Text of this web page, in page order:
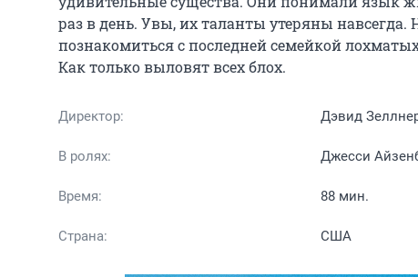
раз в день. Увы, их таланты утеряны
познакомиться с последней семейкой
Как только выловят всех блох.
Директор: Дэвид
В ролях: Джесси
Время: 88 мин.
Страна: США